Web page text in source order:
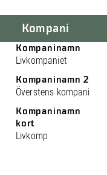
Kompani
Kompaninamn
Livkompaniet
Kompaninamn 2
Överstens kompani
Kompaninamn
kort
Livkomp